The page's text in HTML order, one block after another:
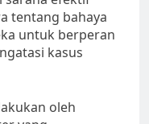
tentang bahaya
untuk berperan
kasus
oleh